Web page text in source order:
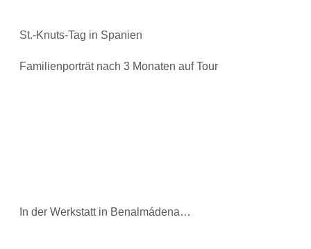
St.-Knuts-Tag in Spanien
Familienporträt nach 3 Monaten auf Tour
In der Werkstatt in Benalmádena…